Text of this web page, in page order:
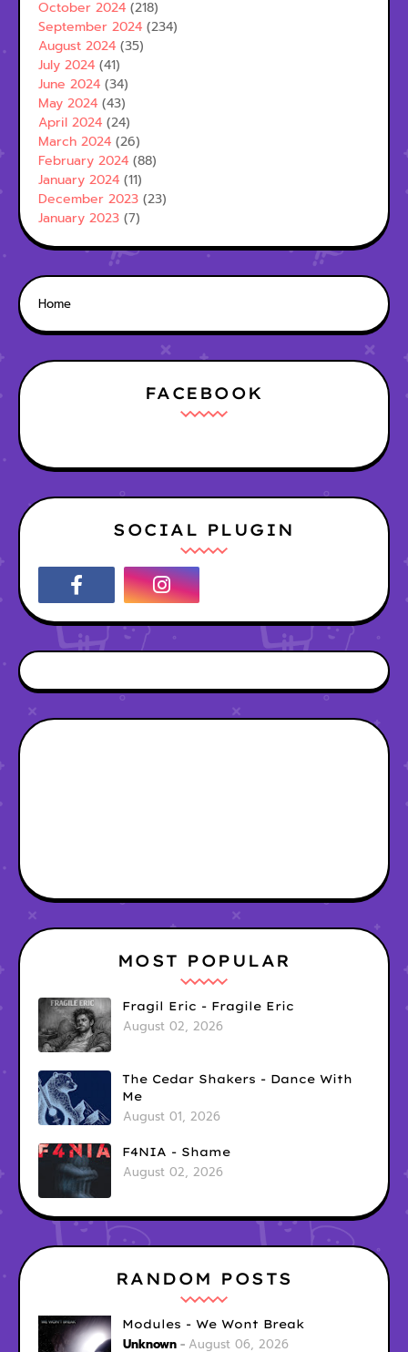
October 2024 (218)
September 2024 (234)
August 2024 (35)
July 2024 (41)
June 2024 (34)
May 2024 (43)
April 2024 (24)
March 2024 (26)
February 2024 (88)
January 2024 (11)
December 2023 (23)
January 2023 (7)
Home
FACEBOOK
SOCIAL PLUGIN
MOST POPULAR
Fragil Eric - Fragile Eric
August 02, 2026
The Cedar Shakers - Dance With
Me
August 01, 2026
F4NIA - Shame
August 02, 2026
RANDOM POSTS
Modules - We Wont Break
Unknown August 06, 2026